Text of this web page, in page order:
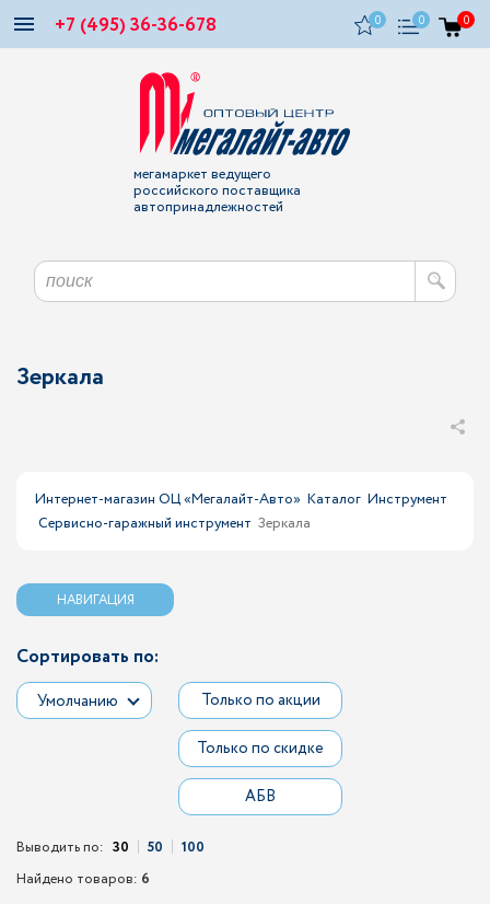
+7 (495) 36-36-678 0 0 0
мегамаркет ведущего
российского поставщика
автопринадлежностей
Зеркала
Интернет-магазин ОЦ «Мегалайт-Авто» Каталог Инструмент
Сервисно-гаражный инструмент Зеркала
НАВИГАЦИЯ
Сортировать по:
Умолчанию Только по акции
Только по скидке
АБВ
Выводить по: 30 50
100
Найдено товаров: 6